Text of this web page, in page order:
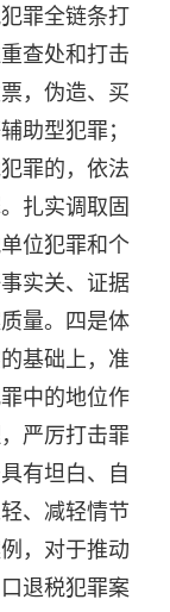
罪全链条打
查处和打击
，伪造、买
助型犯罪；
罪的，依法
扎实调取固
位犯罪和个
实关、证据
量。四是体
基础上，准
中的地位作
严厉打击罪
有坦白、自
、减轻情节
，对于推动
退税犯罪案